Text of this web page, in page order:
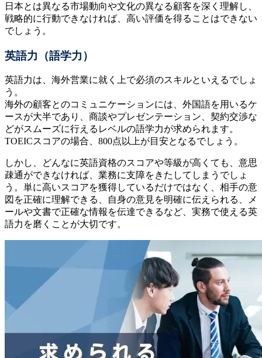
日本とは異なる市場動向や文化の異なる顧客を深く理解し、
戦略的に行動できなければ、高い評価を得ることはできない
でしょう。
英語力（語学力）
英語力は、海外営業に就く上で必須のスキルといえるでしょ
う。
海外の顧客とのコミュニケーションには、外国語を用いるケ
ースが大半であり、商談やプレゼンテーション、契約交渉な
どがスムーズに行えるレベルの語学力が求められます。
TOEICスコアの場合、800点以上が目安となるでしょう。
しかし、どんなに英語資格のスコアや等級が高くても、意思
疎通ができなければ、業務に支障をきたしてしまうでしょ
う。単に高いスコアを獲得しているだけではなく、相手の意
図を正確に理解できる、自身の意見を明確に伝えられる、メ
ールや文書で正確な情報を伝達できるなど、実務で使える英
語力を磨くことが大切です。